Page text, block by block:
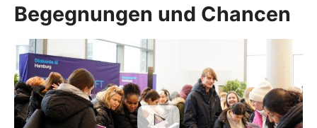
Begegnungen und Chancen